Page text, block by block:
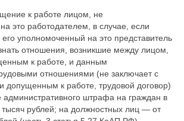
к работе лицом, не
это работодателем, в случае, если
уполномоченный на это представитель
отношения, возникшие между лицом,
к работе, и данным
отношениями (не заключает с
допущенным к работе, трудовой договор)
административного штрафа на граждан в
рублей; на должностных лиц — от